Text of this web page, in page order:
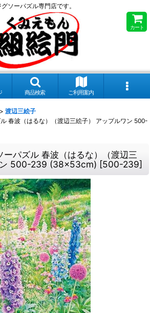
グソーパズル専門店です。
カート
商品検索 ご利用案内
> 渡辺三絵子
春波（はるな）（渡辺三絵子） アップルワン 500-
パズル 春波（はるな）（渡辺三
500-239 (38×53cm) [500-239]